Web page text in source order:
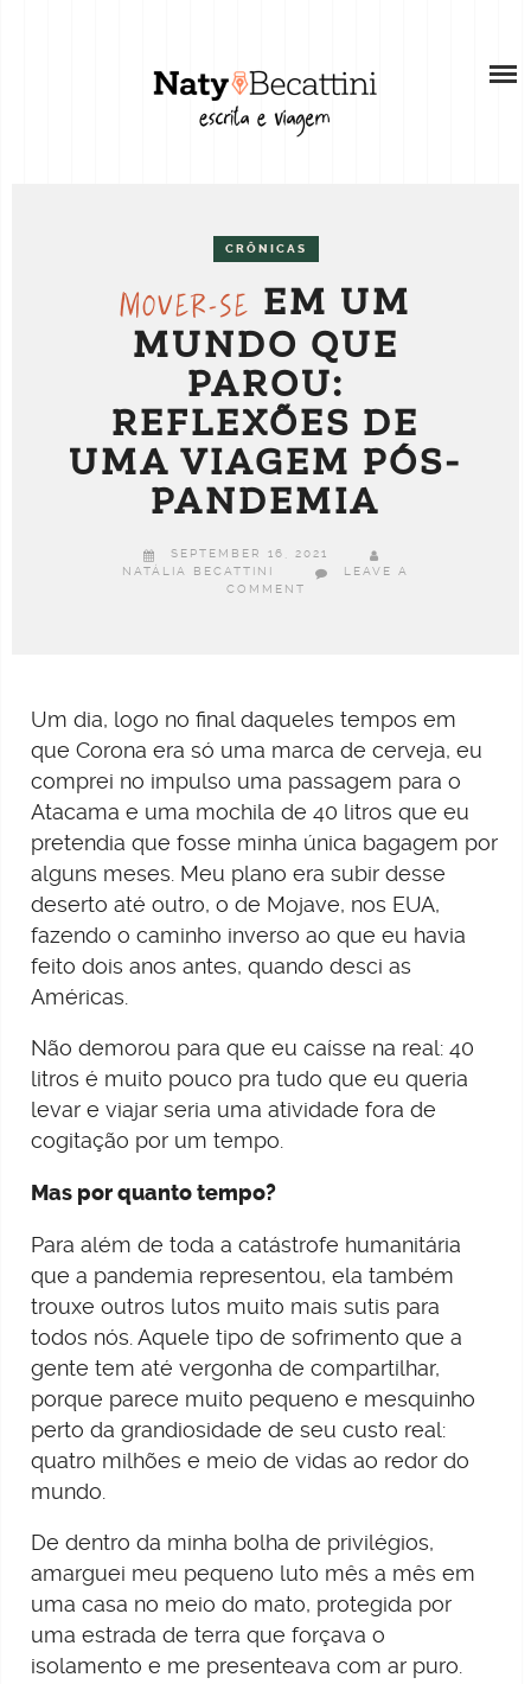
SOBRE A AUTORA
SERVIÇOS PARA REDES SOCIAIS
CONSULTORIA INDIVIDUAL PARA CRIADORES
DE CONTEÚDO
TRABALHE COMIGO
COMO ESCREVER SUAS HISTÓRIAS DE
CRÔNICAS
MOVER-SE EM UM
MUNDO QUE
PAROU:
REFLEXÕES DE
UMA VIAGEM PÓS-
PANDEMIA
SEPTEMBER 16, 2021
NATÁLIA BECATTINI
LEAVE A
COMMENT
Um dia, logo no final daqueles tempos em
que Corona era só uma marca de cerveja, eu
comprei no impulso uma passagem para o
Atacama e uma mochila de 40 litros que eu
pretendia que fosse minha única bagagem por
alguns meses. Meu plano era subir desse
deserto até outro, o de Mojave, nos EUA,
fazendo o caminho inverso ao que eu havia
feito dois anos antes, quando desci as
Américas.
Não demorou para que eu caísse na real: 40
litros é muito pouco pra tudo que eu queria
levar e viajar seria uma atividade fora de
cogitação por um tempo.
Mas por quanto tempo?
Para além de toda a catástrofe humanitária
que a pandemia representou, ela também
trouxe outros lutos muito mais sutis para
todos nós. Aquele tipo de sofrimento que a
gente tem até vergonha de compartilhar,
porque parece muito pequeno e mesquinho
perto da grandiosidade de seu custo real:
quatro milhões e meio de vidas ao redor do
mundo.
De dentro da minha bolha de privilégios,
amarguei meu pequeno luto mês a mês em
uma casa no meio do mato, protegida por
uma estrada de terra que forçava o
isolamento e me presenteava com ar puro.